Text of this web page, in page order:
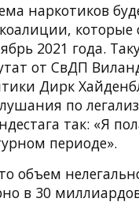
наркотиков
которые
2021 года.
от СвДП
Дирк
по
так: «Я
периоде».
объем
в 30